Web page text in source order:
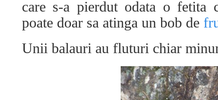
care s-a pierdut odata o fetita
poate doar sa atinga un bob de
Unii balauri au fluturi chiar